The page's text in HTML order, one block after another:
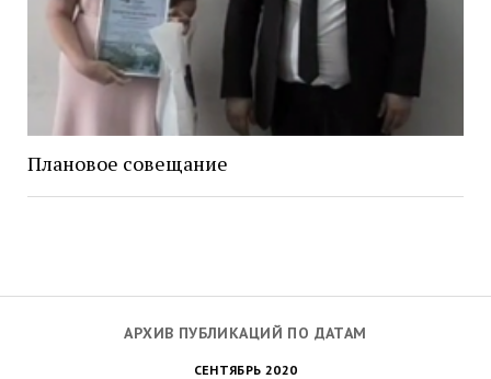
АРХИВ ПУБЛИКАЦИЙ ПО ДАТАМ
СЕНТЯБРЬ 2020
Плановое совещание